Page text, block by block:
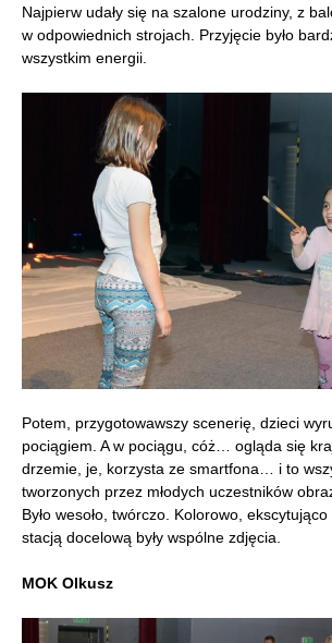
Najpierw udały się na szalone urodziny, z
w odpowiednich strojach. Przyjęcie było
wszystkim energii.
Potem, przygotowawszy scenerię, dzieci
pociągiem. A w pociągu, cóż… ogląda się
drzemie, je, korzysta ze smartfona… i to
tworzonych przez młodych uczestników
Było wesoło, twórczo. Kolorowo,
stacją docelową były wspólne zdjęcia.
MOK Olkusz